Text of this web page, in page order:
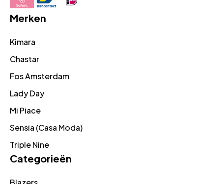
Merken
Kimara
Chastar
Fos Amsterdam
Lady Day
Mi Piace
Sensia (Casa Moda)
Triple Nine
Categorieën